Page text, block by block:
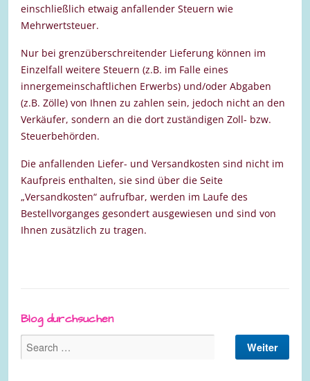
einschließlich etwaig anfallender Steuern wie
Mehrwertsteuer.
Nur bei grenzüberschreitender Lieferung können im
Einzelfall weitere Steuern (z.B. im Falle eines
innergemeinschaftlichen Erwerbs) und/oder Abgaben
(z.B. Zölle) von Ihnen zu zahlen sein, jedoch nicht an den
Verkäufer, sondern an die dort zuständigen Zoll- bzw.
Steuerbehörden.
Die anfallenden Liefer- und Versandkosten sind nicht im
Kaufpreis enthalten, sie sind über die Seite
„Versandkosten“ aufrufbar, werden im Laufe des
Bestellvorganges gesondert ausgewiesen und sind von
Ihnen zusätzlich zu tragen.
Blog durchsuchen